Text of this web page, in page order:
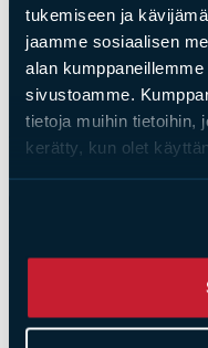
tukemiseen ja
jaamme sosiaalisen
alan
sivustoamme.
tietoja muihin tietoihin,
kerätty, kun olet